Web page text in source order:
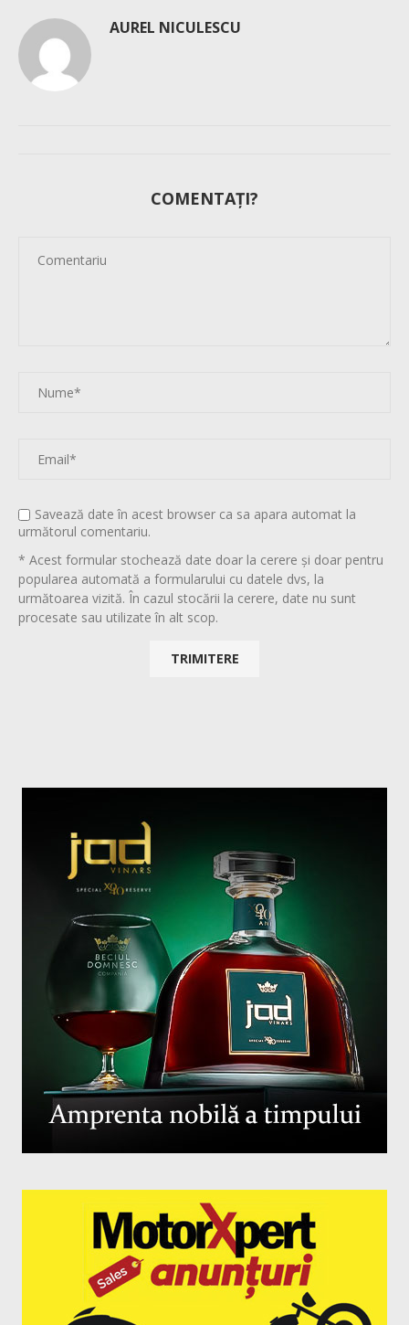
AUREL NICULESCU
COMENTAȚI?
Savează date în acest browser ca sa apara automat la
următorul comentariu.
* Acest formular stochează date doar la cerere și doar pentru
popularea automată a formularului cu datele dvs, la
următoarea vizită. În cazul stocării la cerere, date nu sunt
procesate sau utilizate în alt scop.